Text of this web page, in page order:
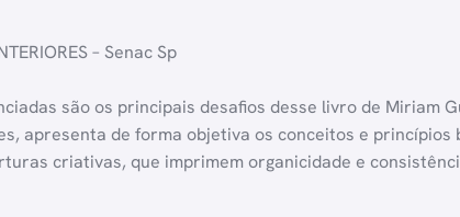
– Senac Sp
são os principais desafios desse livro de Miriam
apresenta de forma objetiva os conceitos e princípios
criativas, que imprimem organicidade e